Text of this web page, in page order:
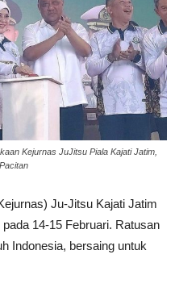
Kejurnas JuJitsu Piala Kajati Jatim,
Ju-Jitsu Kajati Jatim
14-15 Februari. Ratusan
Indonesia, bersaing untuk